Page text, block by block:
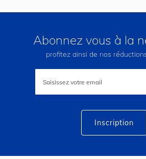
Abonnez vous à la
profitez ainsi de nos
lettre
Inscription